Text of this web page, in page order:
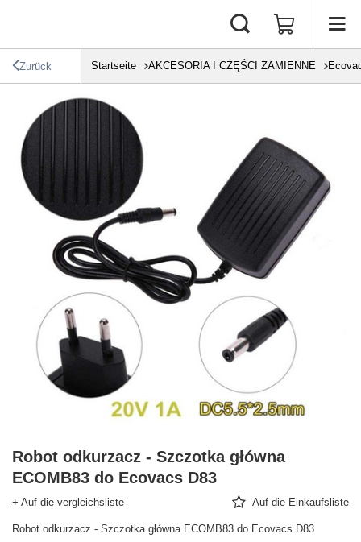
Zurück Startseite AKCESORIA I CZĘŚCI ZAMIENNE
Robot odkurzacz - Szczotka główna
ECOMB83 do Ecovacs D83
+ Auf die vergleichsliste Auf die Einkaufsliste
Robot odkurzacz - Szczotka główna ECOMB83 do Ecovacs D83